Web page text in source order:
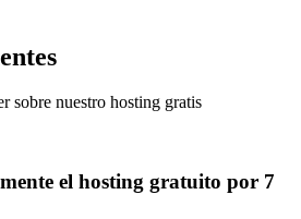
sobre nuestro hosting gratis
el hosting gratuito por 7